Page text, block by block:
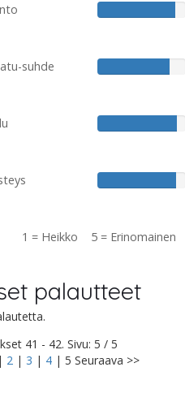
suhde
1 = Heikko 5 = Erinomainen
palautteet
41 - 42. Sivu: 5 / 5
| 2 | 3 | 4 | 5 Seuraava >>